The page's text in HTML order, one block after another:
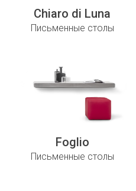
Chiaro di Luna
Письменные столы
Foglio
Письменные столы